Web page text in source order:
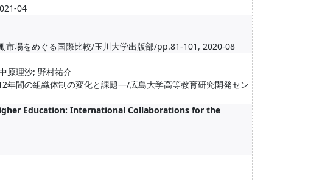
04
場をめぐる国際比較/玉川大学出版部/pp.81-101, 2020-08
原理沙; 野村祐介
年間の組織体制の変化と課題―/広島大学高等教育研究開発セン
Education: International Collaborations for the